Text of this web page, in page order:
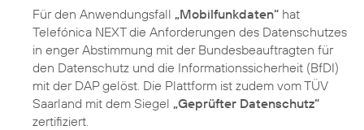
Für den Anwendungsfall „Mobilfunkdaten“ hat
Telefónica NEXT die Anforderungen des Datenschutzes
in enger Abstimmung mit der Bundesbeauftragten für
den Datenschutz und die Informationssicherheit (BfDI)
mit der DAP gelöst. Die Plattform ist zudem vom TÜV
Saarland mit dem Siegel „Geprüfter Datenschutz“
zertifiziert.